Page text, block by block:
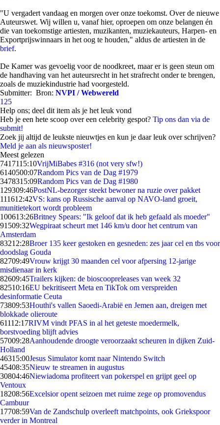
"U vergadert vandaag en morgen over onze toekomst. Over de nieuwe
Auteurswet. Wij willen u, vanaf hier, oproepen om onze belangen én
die van toekomstige artiesten, muzikanten, muziekauteurs, Harpen- en
Exportprijswinnaars in het oog te houden," aldus de artiesten in de
brief.
De Kamer was gevoelig voor de noodkreet, maar er is geen steun om
de handhaving van het auteursrecht in het strafrecht onder te brengen,
zoals de muziekindustrie had voorgesteld.
Submitter: Bron: NVPI / Webwereld
125
Help ons; deel dit item als je het leuk vond
Heb je een hete scoop over een celebrity gespot? Tip ons dan via de
submit!
Zoek jij altijd de leukste nieuwtjes en kun je daar leuk over schrijven?
Meld je aan als nieuwsposter!
Meest gelezen
7417115:10VrijMiBabes #316 (not very sfw!)
6140500:07Random Pics van de Dag #1979
3478315:09Random Pics van de Dag #1980
129309:46PostNL-bezorger steekt bewoner na ruzie over pakket
111612:42VS: kans op Russische aanval op NAVO-land groeit,
munitietekort wordt probleem
100613:26Britney Spears: "Ik geloof dat ik heb gefaald als moeder"
91509:32Wegpiraat scheurt met 146 km/u door het centrum van
Amsterdam
83212:28Broer 135 keer gestoken en gesneden: zes jaar cel en tbs voor
doodslag Gouda
82709:49Vrouw krijgt 30 maanden cel voor afpersing 12-jarige
misdienaar in kerk
82609:45Trailers kijken: de bioscoopreleases van week 32
82510:16EU bekritiseert Meta en TikTok om verspreiden
desinformatie Ceuta
73809:53Houthi's vallen Saoedi-Arabië en Jemen aan, dreigen met
blokkade olieroute
61112:17RIVM vindt PFAS in al het geteste moedermelk,
borstvoeding blijft advies
57009:28Aanhoudende droogte veroorzaakt scheuren in dijken Zuid-
Holland
46315:00Jesus Simulator komt naar Nintendo Switch
45408:35Nieuw te streamen in augustus
30804:46Niewiadoma profiteert van pokerspel en grijpt geel op
Ventoux
18208:56Excelsior opent seizoen met ruime zege op promovendus
Cambuur
17708:59Van de Zandschulp overleeft matchpoints, ook Griekspoor
verder in Montreal